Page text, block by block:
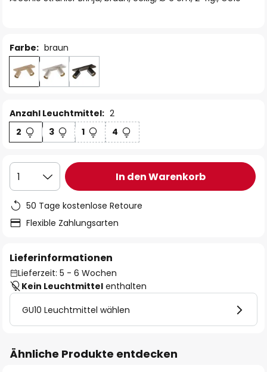
Farbe: braun
Anzahl Leuchtmittel: 2
2
3 1 4
1 In den Warenkorb
50 Tage kostenlose Retoure
Flexible Zahlungsarten
Lieferinformationen
Lieferzeit: 5 - 6 Wochen
Kein Leuchtmittel enthalten
GU10 Leuchtmittel wählen
Ähnliche Produkte entdecken